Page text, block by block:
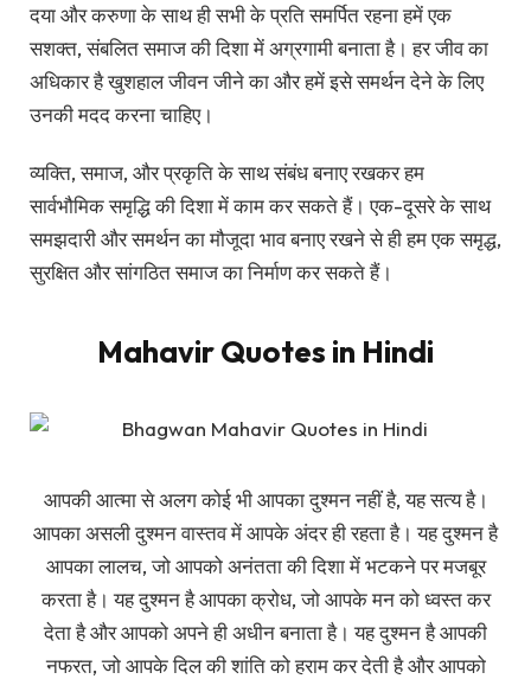
दया और करुणा के साथ ही सभी के प्रति समर्पित रहना हमें एक
सशक्त, संबलित समाज की दिशा में अग्रगामी बनाता है। हर जीव का
अधिकार है खुशहाल जीवन जीने का और हमें इसे समर्थन देने के लिए
उनकी मदद करना चाहिए।
व्यक्ति, समाज, और प्रकृति के साथ संबंध बनाए रखकर हम
सार्वभौमिक समृद्धि की दिशा में काम कर सकते हैं। एक-दूसरे के साथ
समझदारी और समर्थन का मौजूदा भाव बनाए रखने से ही हम एक समृद्ध,
सुरक्षित और सांगठित समाज का निर्माण कर सकते हैं।
Mahavir Quotes in Hindi
आपकी आत्मा से अलग कोई भी आपका दुश्मन नहीं है, यह सत्य है।
आपका असली दुश्मन वास्तव में आपके अंदर ही रहता है। यह दुश्मन है
आपका लालच, जो आपको अनंतता की दिशा में भटकने पर मजबूर
करता है। यह दुश्मन है आपका क्रोध, जो आपके मन को ध्वस्त कर
देता है और आपको अपने ही अधीन बनाता है। यह दुश्मन है आपकी
नफरत, जो आपके दिल की शांति को हराम कर देती है और आपको